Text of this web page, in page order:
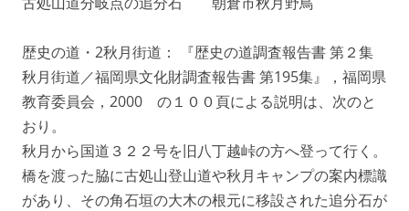
歴史の道・2秋月街道： 『歴史の道調査報告書 第２集
秋月街道／福岡県文化財調査報告書 第195集』，福岡県
教育委員会，2000 の１００頁による説明は、次のと
おり。
秋月から国道３２２号を旧八丁越峠の方へ登って行く。
橋を渡った脇に古処山登山道や秋月キャンプの案内標識
があり、その角石垣の大木の根元に移設された追分石が